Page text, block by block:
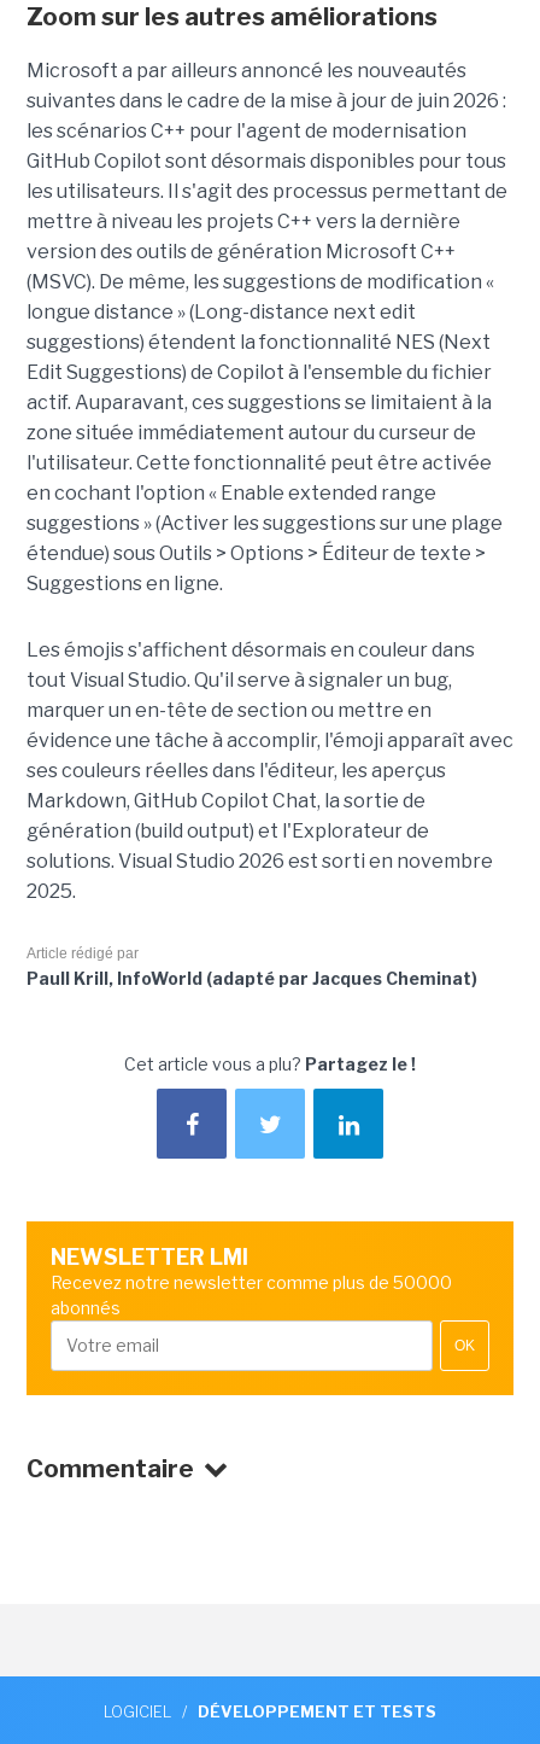
Zoom sur les autres améliorations
Microsoft a par ailleurs annoncé les nouveautés
suivantes dans le cadre de la mise à jour de juin 2026 :
les scénarios C++ pour l'agent de modernisation
GitHub Copilot sont désormais disponibles pour tous
les utilisateurs. Il s'agit des processus permettant de
mettre à niveau les projets C++ vers la dernière
version des outils de génération Microsoft C++
(MSVC). De même, les suggestions de modification «
longue distance » (Long-distance next edit
suggestions) étendent la fonctionnalité NES (Next
Edit Suggestions) de Copilot à l'ensemble du fichier
actif. Auparavant, ces suggestions se limitaient à la
zone située immédiatement autour du curseur de
l'utilisateur. Cette fonctionnalité peut être activée
en cochant l'option « Enable extended range
suggestions » (Activer les suggestions sur une plage
étendue) sous Outils > Options > Éditeur de texte >
Suggestions en ligne.
Les émojis s'affichent désormais en couleur dans
tout Visual Studio. Qu'il serve à signaler un bug,
marquer un en-tête de section ou mettre en
évidence une tâche à accomplir, l'émoji apparaît avec
ses couleurs réelles dans l'éditeur, les aperçus
Markdown, GitHub Copilot Chat, la sortie de
génération (build output) et l'Explorateur de
solutions. Visual Studio 2026 est sorti en novembre
2025.
Article rédigé par
Paull Krill, InfoWorld (adapté par Jacques Cheminat)
Cet article vous a plu? Partagez le !
NEWSLETTER LMI
Recevez notre newsletter comme plus de 50000
abonnés
OK
Commentaire
LOGICIEL / DÉVELOPPEMENT ET TESTS